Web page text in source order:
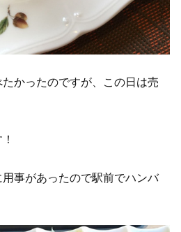
かったのですが、この日は売
事があったので駅前でハンバ